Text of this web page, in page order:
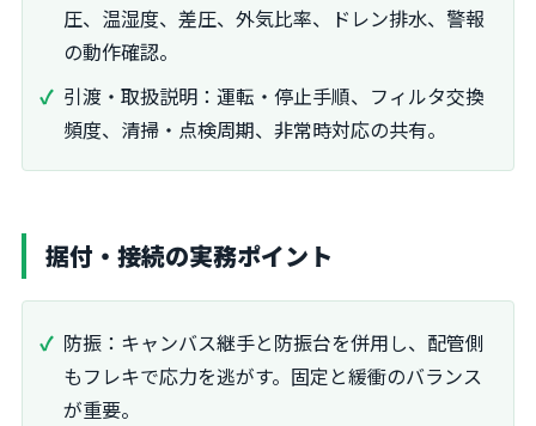
圧、温湿度、差圧、外気比率、ドレン排水、警報
の動作確認。
引渡・取扱説明：運転・停止手順、フィルタ交換
頻度、清掃・点検周期、非常時対応の共有。
据付・接続の実務ポイント
防振：キャンバス継手と防振台を併用し、配管側
もフレキで応力を逃がす。固定と緩衝のバランス
が重要。